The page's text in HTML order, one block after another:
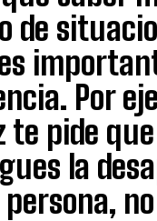
de
Por
te pide que
la